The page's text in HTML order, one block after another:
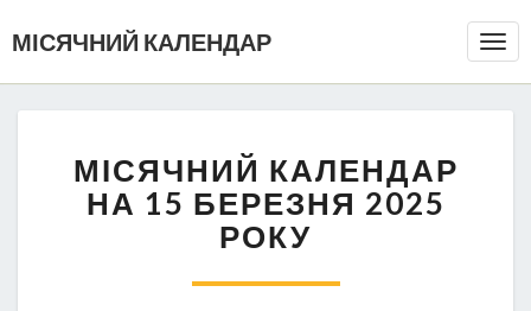
МІСЯЧНИЙ КАЛЕНДАР
МІСЯЧНИЙ КАЛЕНДАР
НА 15 БЕРЕЗНЯ 2025
РОКУ